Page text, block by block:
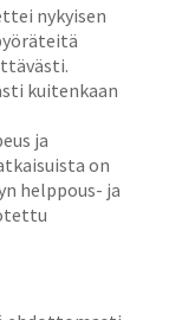
nykyisen
kuitenkaan
ja
on
helppous- ja